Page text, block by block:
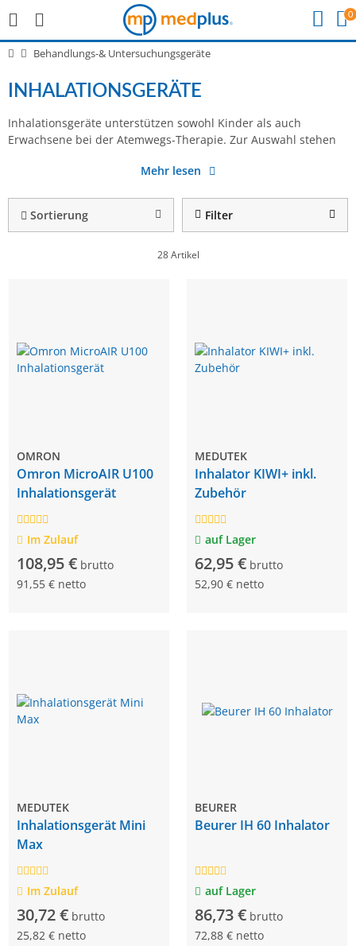
0
Behandlungs-& Untersuchungsgeräte
INHALATIONSGERÄTE
Inhalationsgeräte unterstützen sowohl Kinder als auch
Erwachsene bei der Atemwegs-Therapie. Zur Auswahl stehen
Ihnen hierbei Düsenvernebler, Ultraschallvernebler sowie
Membranvernebler. Passendes Zubehör für Ihr Inhaliergerät
Mehr lesen
Filter
Sortierung
28 Artikel
OMRON
Omron MicroAIR U100
Inhalationsgerät
Im Zulauf
108,95 € brutto
91,55 € netto
MEDUTEK
Inhalator KIWI+ inkl.
Zubehör
auf Lager
62,95 € brutto
52,90 € netto
MEDUTEK
Inhalationsgerät Mini
Max
Im Zulauf
30,72 € brutto
25,82 € netto
BEURER
Beurer IH 60 Inhalator
auf Lager
86,73 € brutto
72,88 € netto